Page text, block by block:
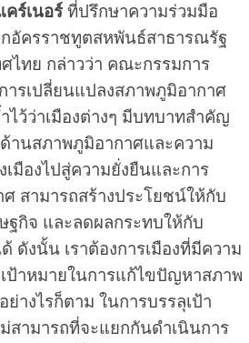
ร์เนอร์ที่ปรึกษาความร่วมมือ
กอัครราชทูตสหพันธ์สาธารณรัฐ
ไทย กล่าวว่า คณะกรรมการ
ารเปลี่ยนแปลงสภาพภูมิอากาศ
ไว้ว่าเมืองต่างๆ มีบทบาทสำคัญ
านสภาพภูมิอากาศและความ
มืองไปสู่ความยั่งยืนและการ
สามารถสร้างประโยชน์ให้กับ
ฐกิจ และลดผลกระทบให้กับ
ดังนั้น เราต้องการเมืองที่มีความ
ป้าหมายในการแก้ไขปัญหาสภาพ
างไรก็ตาม ในการบรรลุเป้า
สามารถที่จะแยกกันดำเนินการ